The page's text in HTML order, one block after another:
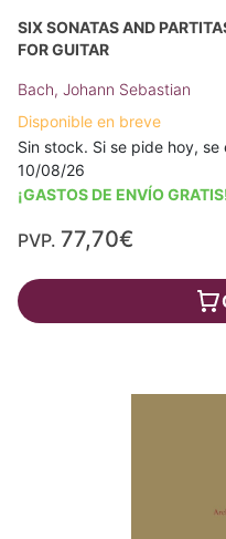
SIX SONATAS AND
FOR GUITAR
Bach, Johann Sebastian
Disponible en breve
Sin stock. Si se pide hoy,
10/08/26
¡GASTOS DE ENVÍO
PVP. 77,70€